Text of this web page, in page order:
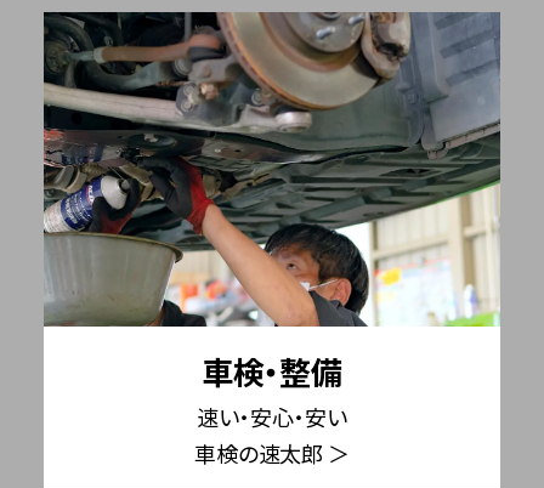
車検・整備
速い・安心・安い
車検の速太郎 ＞